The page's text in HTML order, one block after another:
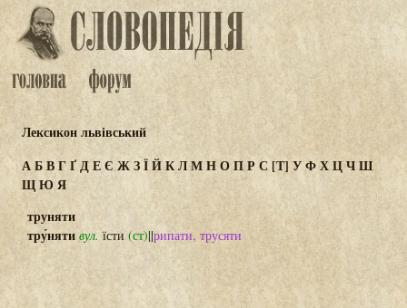
Лексикон львівський
АБВГҐДЕЄ ЖЗЇЙКЛМНОПР С[Т] УФХЦЧШ
ЩЮ Я
труняти
тру́няти вул. їсти(ст)||рипати, трусяти